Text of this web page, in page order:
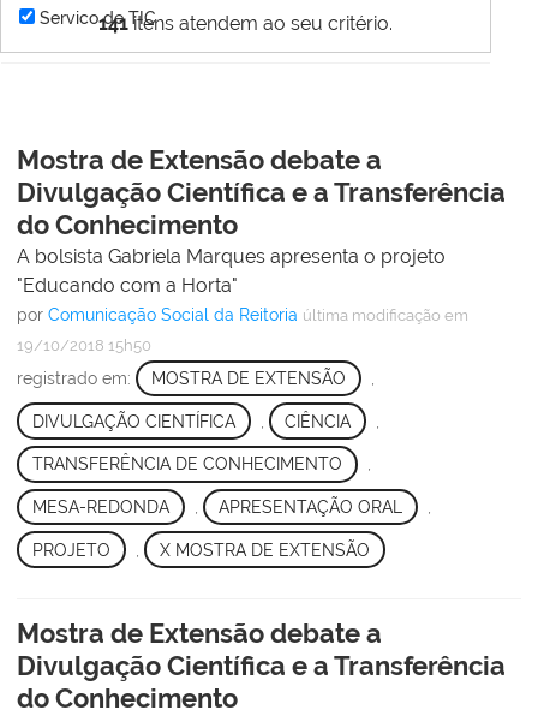
141itens atendem ao seu critério.
Servico de TIC
Mostra de Extensão debate a
Divulgação Científica e a Transferência
do Conhecimento
A bolsista Gabriela Marques apresenta o projeto
"Educando com a Horta"
por Comunicação Social da Reitoria última modificação em
19/10/2018 15h50
registrado em: MOSTRA DE EXTENSÃO
DIVULGAÇÃO CIENTÍFICA CIÊNCIA
TRANSFERÊNCIA DE CONHECIMENTO ,
MESA-REDONDA APRESENTAÇÃO ORAL
PROJETO X MOSTRA DE EXTENSÃO
Mostra de Extensão debate a
Divulgação Científica e a Transferência
do Conhecimento